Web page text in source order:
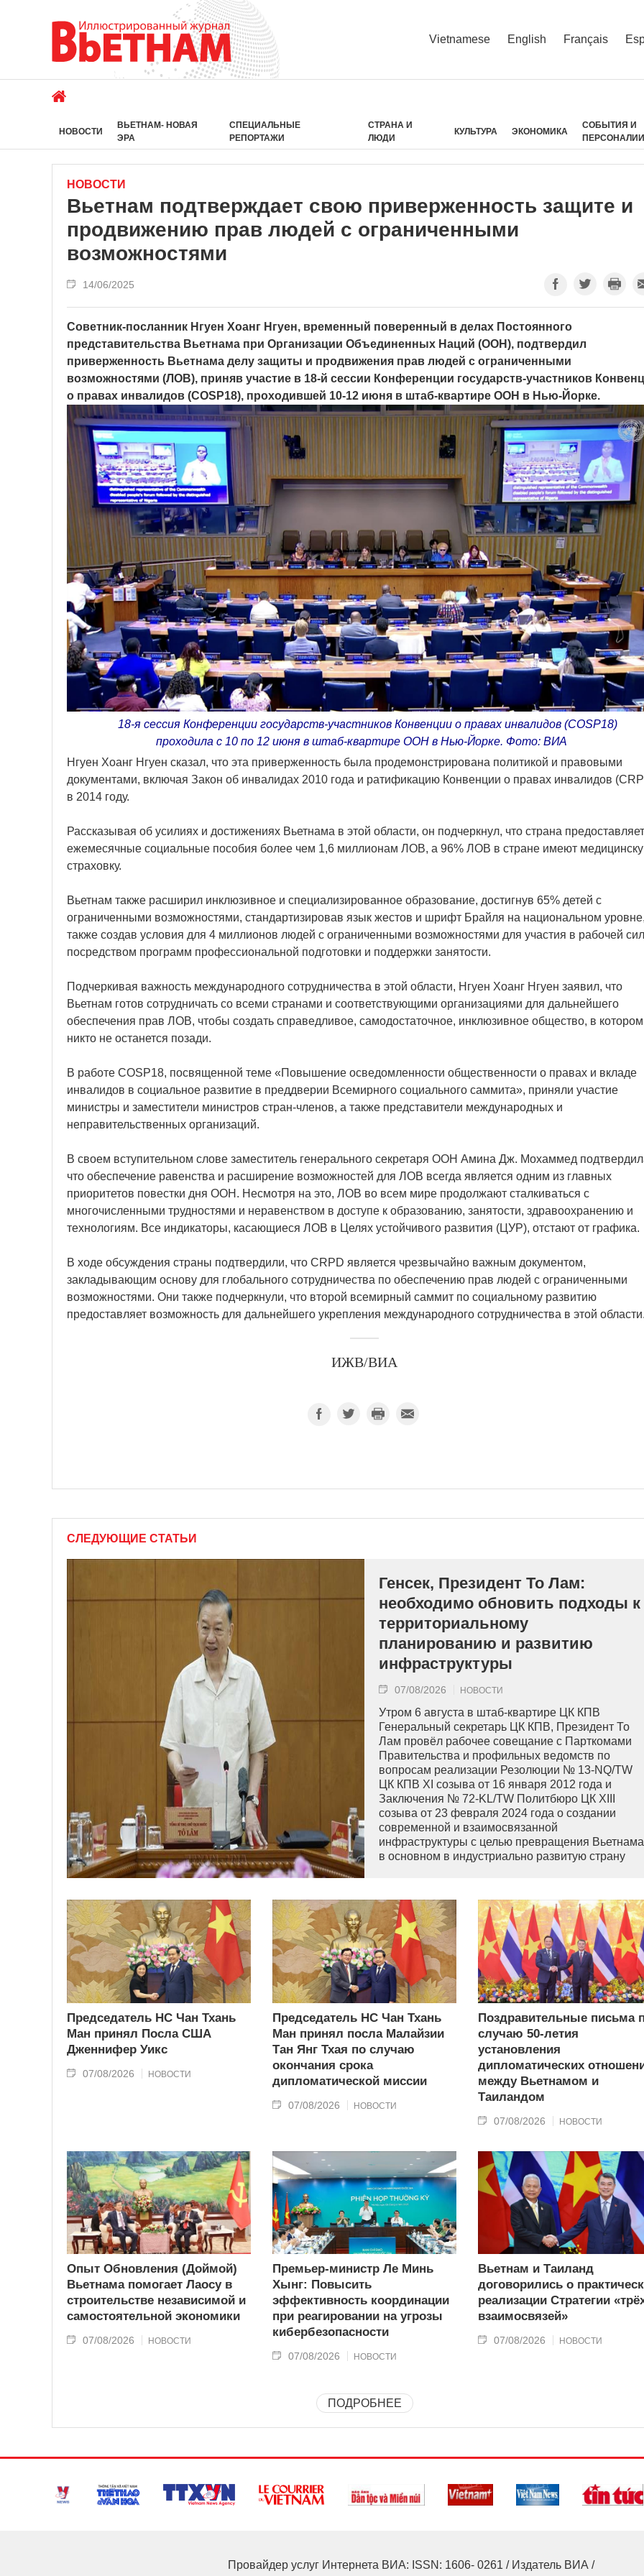
Vietnamese English Français
НОВОСТИ
ВЬЕТНАМ- НОВАЯ
ЭРА
СПЕЦИАЛЬНЫЕ
РЕПОРТАЖИ
СТРАНА И
ЛЮДИ
КУЛЬТУРА ЭКОНОМИКА
СОБЫТИЯ И
НОВОСТИ
Вьетнам подтверждает свою приверженность защите и
продвижению прав людей с ограниченными
возможностями
14/06/2025
Советник-посланник Нгуен Хоанг Нгуен, временный поверенный в делах Постоянного
представительства Вьетнама при Организации Объединенных Наций (ООН), подтвердил
приверженность Вьетнама делу защиты и продвижения прав людей с ограниченными
возможностями (ЛОВ), приняв участие в 18-й сессии Конференции государств-участников
о правах инвалидов (COSP18), проходившей 10-12 июня в штаб-квартире ООН в Нью-Йорке.
18-я сессия Конференции государств-участников Конвенции о правах инвалидов (COSP18)
проходила с 10 по 12 июня в штаб-квартире ООН в Нью-Йорке. Фото: ВИA
Нгуен Хоанг Нгуен сказал, что эта приверженность была продемонстрирована политикой и правовыми
документами, включая Закон об инвалидах 2010 года и ратификацию Конвенции о правах инвалидов
в 2014 году.
Рассказывая об усилиях и достижениях Вьетнама в этой области, он подчеркнул, что страна предоставляет
ежемесячные социальные пособия более чем 1,6 миллионам ЛОВ, а 96% ЛОВ в стране имеют
страховку.
Вьетнам также расширил инклюзивное и специализированное образование, достигнув 65% детей с
ограниченными возможностями, стандартизировав язык жестов и шрифт Брайля на национальном
также создав условия для 4 миллионов людей с ограниченными возможностями для участия в рабочей
посредством программ профессиональной подготовки и поддержки занятости.
Подчеркивая важность международного сотрудничества в этой области, Нгуен Хоанг Нгуен заявил, что
Вьетнам готов сотрудничать со всеми странами и соответствующими организациями для дальнейшего
обеспечения прав ЛОВ, чтобы создать справедливое, самодостаточное, инклюзивное общество, в котором
никто не останется позади.
В работе COSP18, посвященной теме «Повышение осведомленности общественности о правах и вкладе
инвалидов в социальное развитие в преддверии Всемирного социального саммита», приняли участие
министры и заместители министров стран-членов, а также представители международных и
неправительственных организаций.
В своем вступительном слове заместитель генерального секретаря ООН Амина Дж. Мохаммед
что обеспечение равенства и расширение возможностей для ЛОВ всегда является одним из главных
приоритетов повестки дня ООН. Несмотря на это, ЛОВ во всем мире продолжают сталкиваться с
многочисленными трудностями и неравенством в доступе к образованию, занятости, здравоохранению и
технологиям. Все индикаторы, касающиеся ЛОВ в Целях устойчивого развития (ЦУР), отстают от графика.
В ходе обсуждения страны подтвердили, что CRPD является чрезвычайно важным документом,
закладывающим основу для глобального сотрудничества по обеспечению прав людей с ограниченными
возможностями. Они также подчеркнули, что второй всемирный саммит по социальному развитию
предоставляет возможность для дальнейшего укрепления международного сотрудничества в этой
ИЖВ/ВИА
СЛЕДУЮЩИЕ СТАТЬИ
Генсек, Президент То Лам:
необходимо обновить подходы к
территориальному
планированию и развитию
инфраструктуры
07/08/2026 НОВОСТИ
Утром 6 августа в штаб-квартире ЦК КПВ
Генеральный секретарь ЦК КПВ, Президент То
Лам провёл рабочее совещание с Парткомами
Правительства и профильных ведомств по
вопросам реализации Резолюции № 13-NQ/TW
ЦК КПВ XI созыва от 16 января 2012 года и
Заключения № 72-KL/TW Политбюро ЦК XIII
созыва от 23 февраля 2024 года о создании
современной и взаимосвязанной
инфраструктуры с целью превращения Вьетнама
в основном в индустриально развитую страну
Председатель НС Чан Тхань
Ман принял Посла США
Дженнифер Уикс
07/08/2026 НОВОСТИ
Председатель НС Чан Тхань
Ман принял посла Малайзии
Тан Янг Тхая по случаю
окончания срока
дипломатической миссии
07/08/2026 НОВОСТИ
Поздравительные письма
случаю 50-летия
установления
дипломатических
между Вьетнамом и
Таиландом
07/08/2026 НОВОСТИ
Опыт Обновления (Доймой)
Вьетнама помогает Лаосу в
строительстве независимой и
самостоятельной экономики
07/08/2026 НОВОСТИ
Премьер-министр Ле Минь
Хынг: Повысить
эффективность координации
при реагировании на угрозы
кибербезопасности
07/08/2026 НОВОСТИ
Вьетнам и Таиланд
договорились о
реализации Стратегии
взаимосвязей»
07/08/2026 НОВОСТИ
ПОДРОБНЕЕ
Провайдер услуг Интернета ВИА: ISSN: 1606- 0261 / Издатель ВИА /